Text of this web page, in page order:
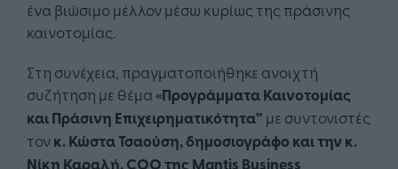
ένα βιώσιμο μέλλον μέσω κυρίως της πράσινης
καινοτομίας.
Στη συνέχεια, πραγματοποιήθηκε ανοιχτή
συζήτηση με θέμα «Προγράμματα Καινοτομίας
και Πράσινη Επιχειρηματικότητα” με συντονιστές
τονκ. Κώστα Τσαούση, δημοσιογράφο και την κ.
Νίκη Καραλή, CΟΟ της Mantis Business